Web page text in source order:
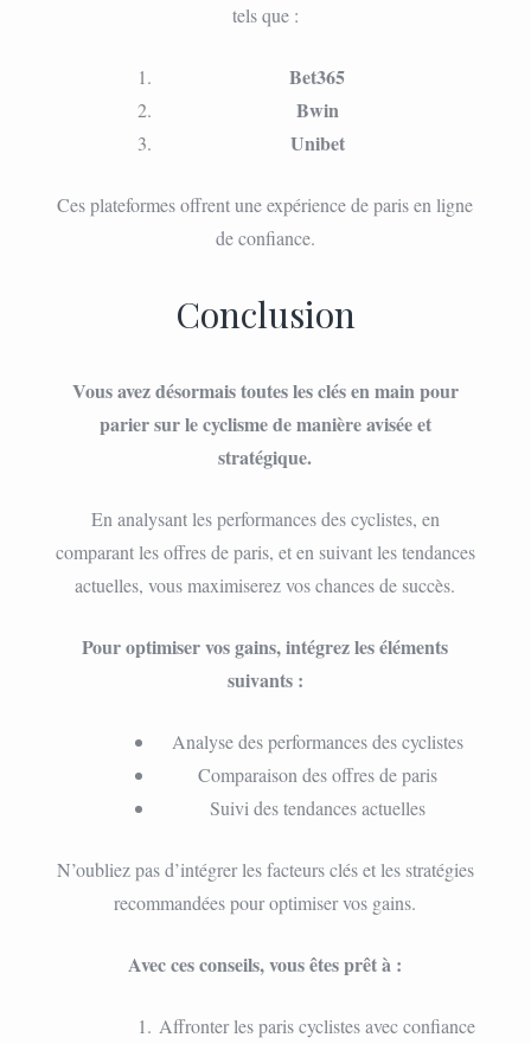
tels que :
Bet365
Bwin
Unibet
Ces plateformes offrent une expérience de paris en ligne
de confiance.
Conclusion
Vous avez désormais toutes les clés en main pour
parier sur le cyclisme de manière avisée et
stratégique.
En analysant les performances des cyclistes, en
comparant les offres de paris, et en suivant les tendances
actuelles, vous maximiserez vos chances de succès.
Pour optimiser vos gains, intégrez les éléments
suivants :
Analyse des performances des cyclistes
Comparaison des offres de paris
Suivi des tendances actuelles
N’oubliez pas d’intégrer les facteurs clés et les stratégies
recommandées pour optimiser vos gains.
Avec ces conseils, vous êtes prêt à :
Affronter les paris cyclistes avec confiance